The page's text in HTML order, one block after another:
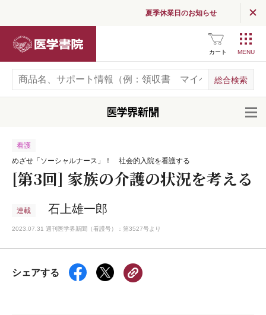
夏季休業日のお知らせ
カート
看護
めざせ「ソーシャルナース」！ 社会的入院を看護する
[第3回] 家族の介護の状況を考える
連載 石上雄一郎
2023.07.31 週刊医学界新聞（看護号）：第3527号より
シェアする